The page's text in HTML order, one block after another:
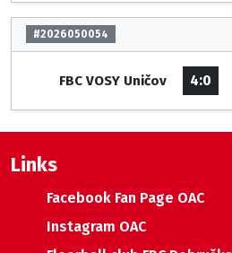
#2026050054
FBC VOSY Uničov 4:0
Links
Facebook Fan Page OAC
Instagram OAC